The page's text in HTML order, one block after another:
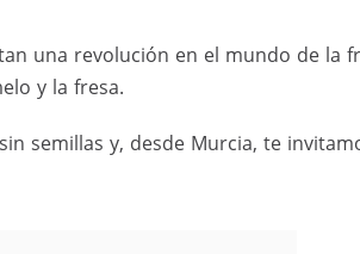
una revolución en el mundo de la
y la fresa.
semillas y, desde Murcia, te